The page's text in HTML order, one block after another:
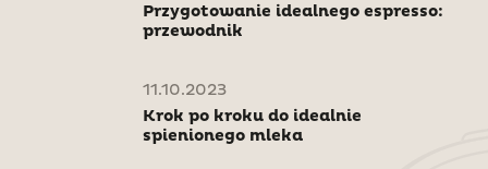
Przygotowanie idealnego espresso:
przewodnik
11.10.2023
Krok po kroku do idealnie
spienionego mleka